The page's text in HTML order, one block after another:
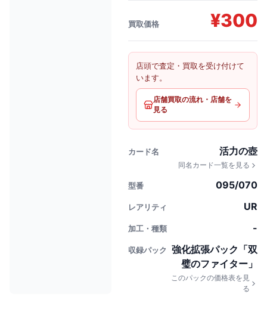
買取価格 ¥300
店頭で査定・買取を受け付けて
います。
店舗買取の流れ・店舗を
見る
カード名 活力の壺
同名カード一覧を見る
型番 095/070
レアリティ UR
加工・種類 -
収録パック
強化拡張パック「双
璧のファイター」
このパックの価格表を見
る